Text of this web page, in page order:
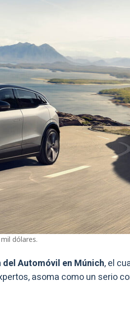
dólares.
del Automóvil en Múnich, el
asoma como un serio